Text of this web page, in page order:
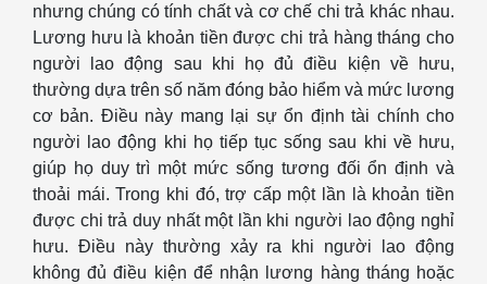
nhưng chúng có tính chất và cơ chế chi trả khác nhau.
Lương hưu là khoản tiền được chi trả hàng tháng cho
người lao động sau khi họ đủ điều kiện về hưu,
thường dựa trên số năm đóng bảo hiểm và mức lương
cơ bản. Điều này mang lại sự ổn định tài chính cho
người lao động khi họ tiếp tục sống sau khi về hưu,
giúp họ duy trì một mức sống tương đối ổn định và
thoải mái. Trong khi đó, trợ cấp một lần là khoản tiền
được chi trả duy nhất một lần khi người lao động nghỉ
hưu. Điều này thường xảy ra khi người lao động
không đủ điều kiện để nhận lương hàng tháng hoặc